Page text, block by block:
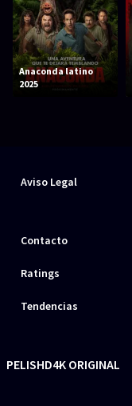
Anaconda latino
2025
Aviso Legal
Contacto
Ratings
Tendencias
PELISHD4K ORIGINAL